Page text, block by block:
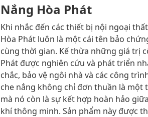
Nắng Hòa Phát
Khi nhắc đến các thiết bị nội ngoại
Hòa Phát luôn là một cái tên bảo
cùng thời gian. Kế thừa những giá trị
Phát được nghiên cứu và phát triển
chắc, bảo vệ ngôi nhà và các công
che nắng không chỉ đơn thuần là một
mà nó còn là sự kết hợp hoàn hảo
khí thông minh. Sản phẩm này được